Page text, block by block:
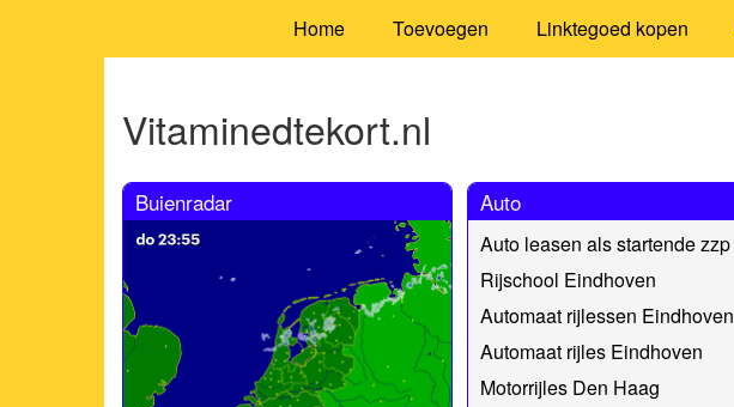
Home Toevoegen Linktegoed kopen
Vitaminedtekort.nl
Buienradar Auto
Auto leasen als startende zzp
Rijschool Eindhoven
Automaat rijlessen Eindhoven
Automaat rijles Eindhoven
Motorrijles Den Haag